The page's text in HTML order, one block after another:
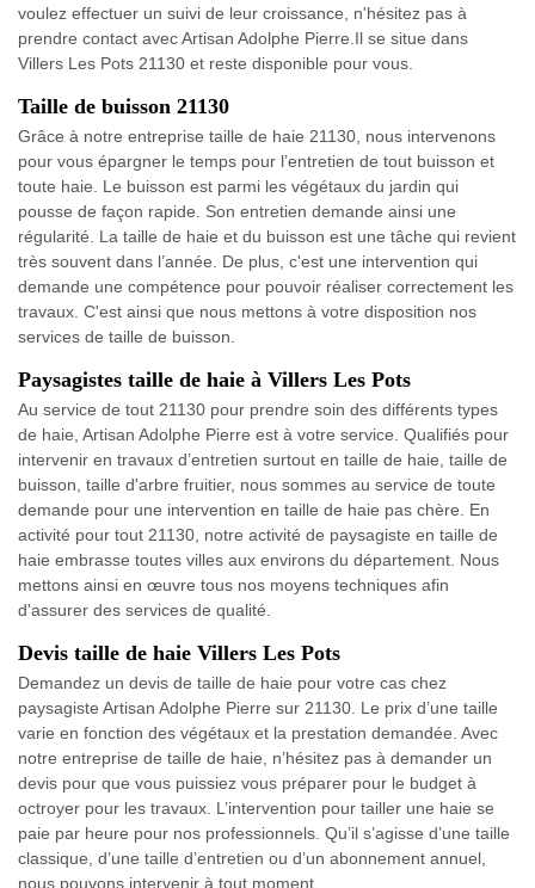
voulez effectuer un suivi de leur croissance, n'hésitez pas à
prendre contact avec Artisan Adolphe Pierre.Il se situe dans
Villers Les Pots 21130 et reste disponible pour vous.
Taille de buisson 21130
Grâce à notre entreprise taille de haie 21130, nous intervenons
pour vous épargner le temps pour l’entretien de tout buisson et
toute haie. Le buisson est parmi les végétaux du jardin qui
pousse de façon rapide. Son entretien demande ainsi une
régularité. La taille de haie et du buisson est une tâche qui revient
très souvent dans l’année. De plus, c'est une intervention qui
demande une compétence pour pouvoir réaliser correctement les
travaux. C'est ainsi que nous mettons à votre disposition nos
services de taille de buisson.
Paysagistes taille de haie à Villers Les Pots
Au service de tout 21130 pour prendre soin des différents types
de haie, Artisan Adolphe Pierre est à votre service. Qualifiés pour
intervenir en travaux d’entretien surtout en taille de haie, taille de
buisson, taille d'arbre fruitier, nous sommes au service de toute
demande pour une intervention en taille de haie pas chère. En
activité pour tout 21130, notre activité de paysagiste en taille de
haie embrasse toutes villes aux environs du département. Nous
mettons ainsi en œuvre tous nos moyens techniques afin
d'assurer des services de qualité.
Devis taille de haie Villers Les Pots
Demandez un devis de taille de haie pour votre cas chez
paysagiste Artisan Adolphe Pierre sur 21130. Le prix d’une taille
varie en fonction des végétaux et la prestation demandée. Avec
notre entreprise de taille de haie, n’hésitez pas à demander un
devis pour que vous puissiez vous préparer pour le budget à
octroyer pour les travaux. L’intervention pour tailler une haie se
paie par heure pour nos professionnels. Qu’il s’agisse d’une taille
classique, d’une taille d’entretien ou d’un abonnement annuel,
nous pouvons intervenir à tout moment.